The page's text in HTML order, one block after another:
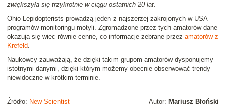
zwiększyła się trzykrotnie w ciągu ostatnich 20 lat.
Ohio Lepidopterists prowadzą jeden z najszerzej zakrojonych w USA
programów monitoringu motyli. Zgromadzone przez tych amatorów dane
okazują się więc równie cenne, co informacje zebrane przez amatorów z
Krefeld.
Naukowcy zauważają, że dzięki takim grupom amatorów dysponujemy
istotnymi danymi, dzięki którym możemy obecnie obserwować trendy
niewidoczne w krótkim terminie.
Autor: Mariusz Błoński
Źródło: New Scientist